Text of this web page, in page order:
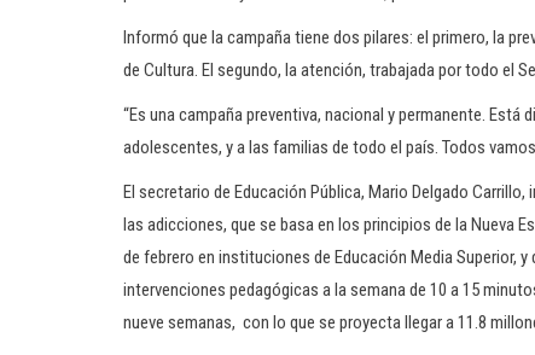
Informó que la campaña tiene dos pilares: el primero, la
de Cultura. El segundo, la atención, trabajada por todo el
“Es una campaña preventiva, nacional y permanente.
adolescentes, y a las familias de todo el país. Todos
El secretario de Educación Pública, Mario Delgado
las adicciones, que se basa en los principios de la Nueva
de febrero en instituciones de Educación Media Superior,
intervenciones pedagógicas a la semana de 10 a 15
nueve semanas, con lo que se proyecta llegar a 11.8